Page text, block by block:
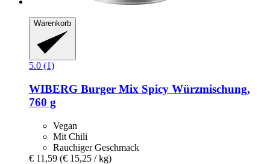
Warenkorb
5.0 (1)
WIBERG Burger Mix Spicy Würzmischung,
760 g
Vegan
Mit Chili
Rauchiger Geschmack
€ 11,59 (€ 15,25 / kg)